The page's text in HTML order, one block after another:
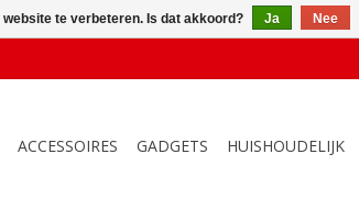
ACCESSOIRES GADGETS HUISHOUDELIJK
te verbeteren. Is dat akkoord? Ja Nee